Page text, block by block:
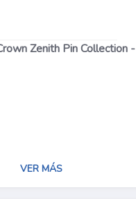
Zenith Pin Collection -
VER MÁS